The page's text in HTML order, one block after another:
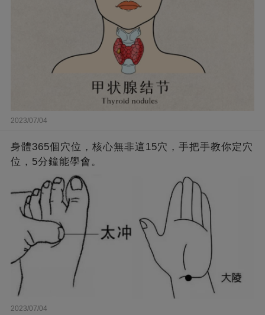
2023/07/04
身體365個穴位，核心無非這15穴，手把手教你定穴
位，5分鐘能學會。
2023/07/04